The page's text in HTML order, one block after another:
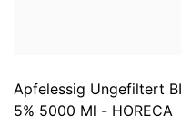
Apfelessig Ungefiltert
5% 5000 Ml - HORECA